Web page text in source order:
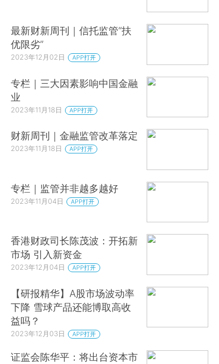
最新财新周刊｜信托监管“扶
优限劣”
2023年12月02日 APP打开
专栏｜三大因素影响中国金融
业
2023年11月18日 APP打开
财新周刊｜金融监管改革落定
2023年11月18日 APP打开
专栏｜监管并非越多越好
2023年11月04日 APP打开
香港财政司长陈茂波：开拓新
市场 引入新资金
2023年12月04日 APP打开
【研报精华】A股市场波动率
下降 雪球产品还能博取高收
益吗？
2023年12月03日 APP打开
证监会陈华平：将出台资本市